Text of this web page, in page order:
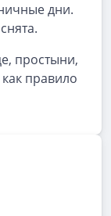
дни.
простыни,
правило